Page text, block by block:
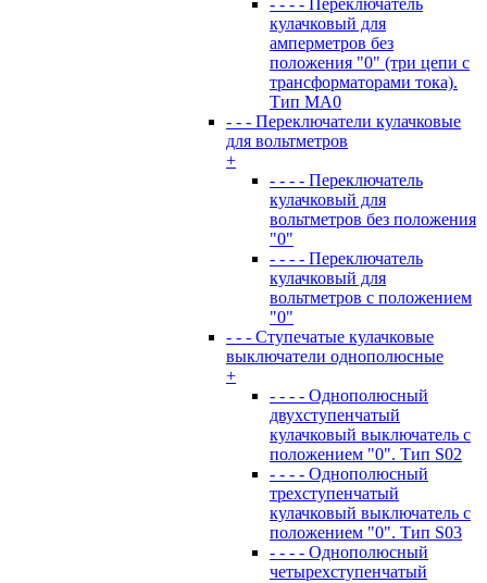
- - - - Переключатель
кулачковый для
амперметров без
положения "0" (три цепи с
трансформаторами тока).
Тип MA0
- - - Переключатели кулачковые
для вольтметров
+
- - - - Переключатель
кулачковый для
вольтметров без положения
"0"
- - - - Переключатель
кулачковый для
вольтметров с положением
"0"
- - - Ступечатые кулачковые
выключатели однополюсные
+
- - - - Однополюсный
двухступенчатый
кулачковый выключатель с
положением "0". Тип S02
- - - - Однополюсный
трехступенчатый
кулачковый выключатель с
положением "0". Тип S03
- - - - Однополюсный
четырехступенчатый